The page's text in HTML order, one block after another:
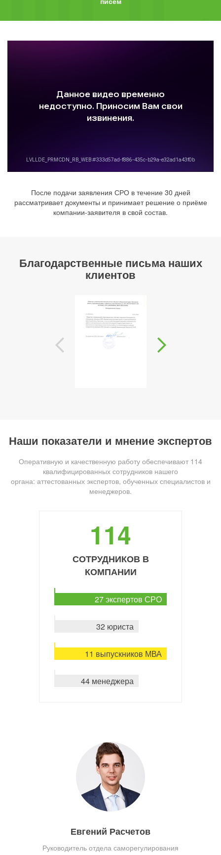
После подачи заявления СРО в течение 30 дней
рассматривает документы и принимает решение о приёме
компании-заявителя в свой состав.
Благодарственные письма наших
клиентов
Наши показатели и мнение экспертов
Оперативную и качественную работу обеспечивают 114
квалифицированных сотрудников нашего
органа: аттестованных экспертов, обученных специалистов и
менеджеров.
114
СОТРУДНИКОВ В
КОМПАНИИ
27 экспертов СРО
32 юриста
11 выпускников МВА
44 менеджера
Евгений Расчетов
Руководитель отдела саморегулирования